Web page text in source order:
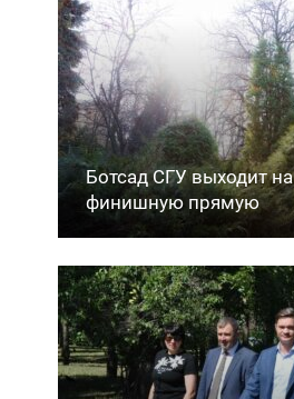
Ботсад СГУ выходит на
финишную прямую